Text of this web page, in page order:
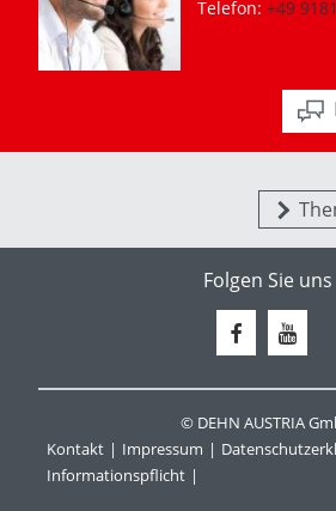
Telefon: +49
Kontakt Impressum
Informationspflicht
© DEHN AUSTRIA
Folgen Sie uns